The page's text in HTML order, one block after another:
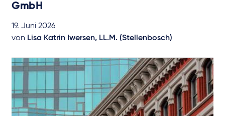
GmbH
19. Juni 2026
von Lisa Katrin Iwersen, LL.M. (Stellenbosch)